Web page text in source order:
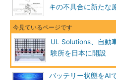
キの不具合に新たな
UL Solutions、自動
験所を日本に開設
バッテリー状態をAI